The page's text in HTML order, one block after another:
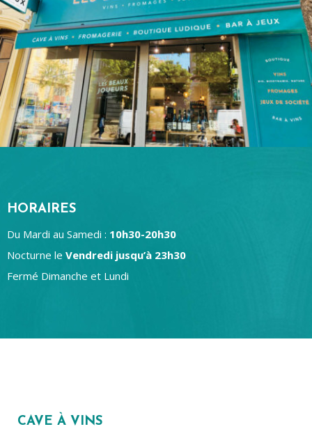
HORAIRES
Du Mardi au Samedi : 10h30-20h30
Nocturne le Vendredi jusqu’à 23h30
Fermé Dimanche et Lundi
CAVE À VINS